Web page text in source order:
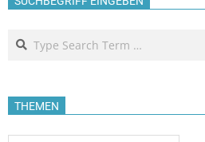
Search
THEMEN